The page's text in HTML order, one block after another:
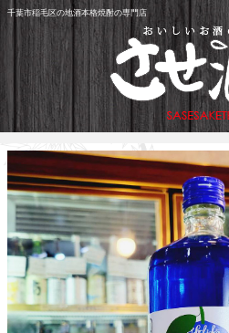
千葉市稲毛区の地酒本格焼酎の専門店